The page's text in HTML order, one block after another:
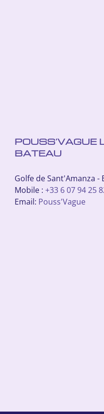
POUSS’VAGUE
BATEAU
Golfe de Sant'Amanza -
Mobile : +33 6 07 94 25
Email: Pouss'Vague